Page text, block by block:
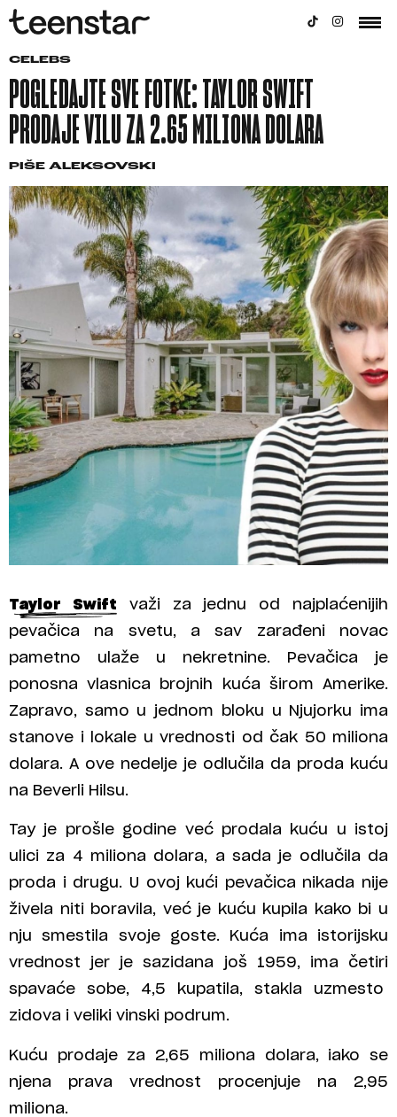
CELEBS
POGLEDAJTE SVE FOTKE: TAYLOR SWIFT
PRODAJE VILU ZA 2.65 MILIONA DOLARA
PIŠE ALEKSOVSKI
Taylor Swift važi za jednu od najplaćenijih
pevačica na svetu, a sav zarađeni novac
pametno ulaže u nekretnine. Pevačica je
ponosna vlasnica brojnih kuća širom Amerike.
Zapravo, samo u jednom bloku u Njujorku ima
stanove i lokale u vrednosti od čak 50 miliona
dolara. A ove nedelje je odlučila da proda kuću
na Beverli Hilsu.
Tay je prošle godine već prodala kuću u istoj
ulici za 4 miliona dolara, a sada je odlučila da
proda i drugu. U ovoj kući pevačica nikada nije
živela niti boravila, već je kuću kupila kako bi u
nju smestila svoje goste. Kuća ima istorijsku
vrednost jer je sazidana još 1959, ima četiri
spavaće sobe, 4,5 kupatila, stakla uzmesto
zidova i veliki vinski podrum.
Kuću prodaje za 2,65 miliona dolara, iako se
njena prava vrednost procenjuje na 2,95
miliona.